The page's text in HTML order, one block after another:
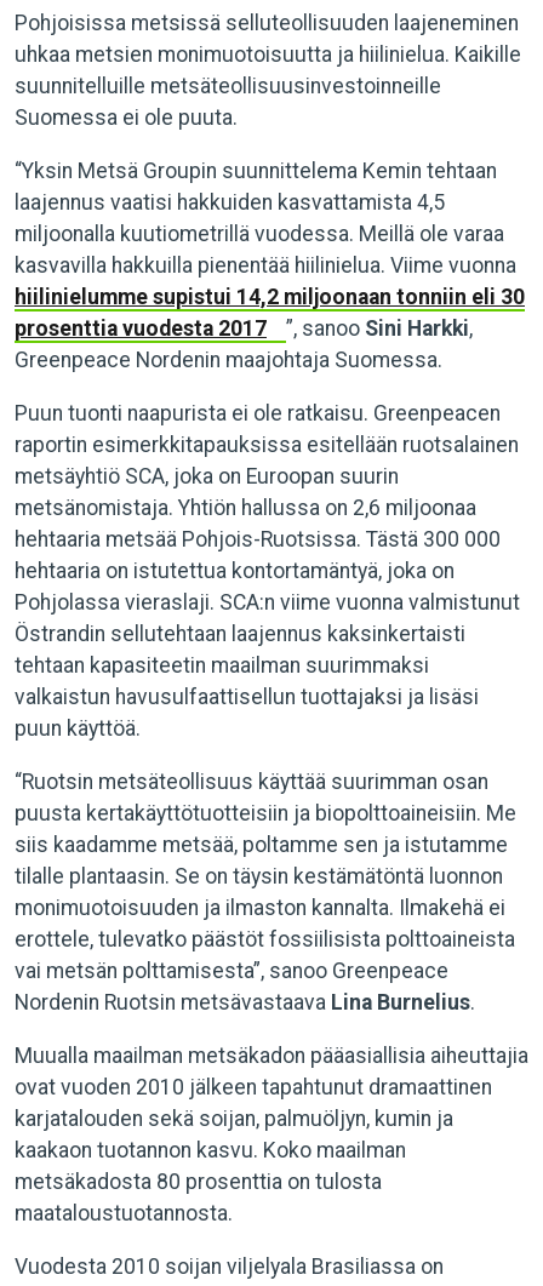
Pohjoisissa metsissä selluteollisuuden laajeneminen
uhkaa metsien monimuotoisuutta ja hiilinielua. Kaikille
suunnitelluille metsäteollisuusinvestoinneille
Suomessa ei ole puuta.
“Yksin Metsä Groupin suunnittelema Kemin tehtaan
laajennus vaatisi hakkuiden kasvattamista 4,5
miljoonalla kuutiometrillä vuodessa. Meillä ole varaa
kasvavilla hakkuilla pienentää hiilinielua. Viime vuonna
hiilinielumme supistui 14,2 miljoonaan tonniin eli 30
prosenttia vuodesta 2017
”, sanoo Sini Harkki,
Greenpeace Nordenin maajohtaja Suomessa.
Puun tuonti naapurista ei ole ratkaisu. Greenpeacen
raportin esimerkkitapauksissa esitellään ruotsalainen
metsäyhtiö SCA, joka on Euroopan suurin
metsänomistaja. Yhtiön hallussa on 2,6 miljoonaa
hehtaaria metsää Pohjois-Ruotsissa. Tästä 300 000
hehtaaria on istutettua kontortamäntyä, joka on
Pohjolassa vieraslaji. SCA:n viime vuonna valmistunut
Östrandin sellutehtaan laajennus kaksinkertaisti
tehtaan kapasiteetin maailman suurimmaksi
valkaistun havusulfaattisellun tuottajaksi ja lisäsi
puun käyttöä.
“Ruotsin metsäteollisuus käyttää suurimman osan
puusta kertakäyttötuotteisiin ja biopolttoaineisiin. Me
siis kaadamme metsää, poltamme sen ja istutamme
tilalle plantaasin. Se on täysin kestämätöntä luonnon
monimuotoisuuden ja ilmaston kannalta. Ilmakehä ei
erottele, tulevatko päästöt fossiilisista polttoaineista
vai metsän polttamisesta”, sanoo Greenpeace
Nordenin Ruotsin metsävastaava Lina Burnelius.
Muualla maailman metsäkadon pääasiallisia aiheuttajia
ovat vuoden 2010 jälkeen tapahtunut dramaattinen
karjatalouden sekä soijan, palmuöljyn, kumin ja
kaakaon tuotannon kasvu. Koko maailman
metsäkadosta 80 prosenttia on tulosta
maataloustuotannosta.
Vuodesta 2010 soijan viljelyala Brasiliassa on